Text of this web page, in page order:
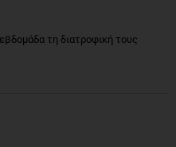
τη διατροφική τους